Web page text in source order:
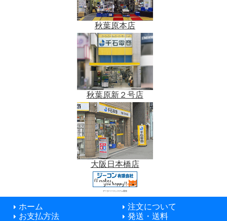
秋葉原本店
秋葉原新２号店
大阪日本橋店
データベースシステム開発
ホーム
注文について
お支払方法
発送・送料